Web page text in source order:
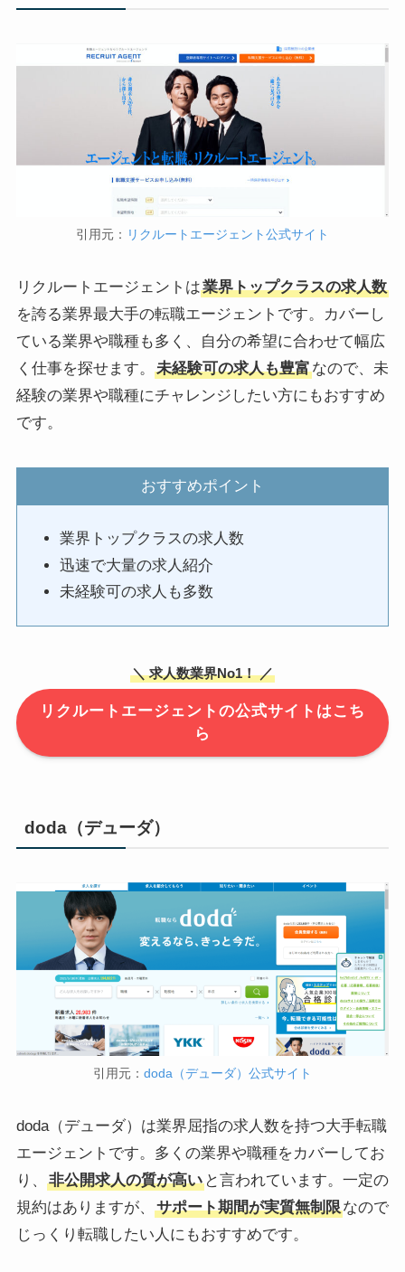
引用元： リクルートエージェント公式サイト
リクルートエージェントは業界トップクラスの求人数
を誇る業界最大手の転職エージェントです。カバーし
ている業界や職種も多く、自分の希望に合わせて幅広
く仕事を探せます。
未経験可の求人も豊富なので、未
経験の業界や職種にチャレンジしたい方にもおすすめ
です。
おすすめポイント
業界トップクラスの求人数
迅速で大量の求人紹介
未経験可の求人も多数
＼ 求人数業界No1！ ／
リクルートエージェントの公式サイトはこち
ら
doda（デューダ）
引用元： doda（デューダ）公式サイト
doda（デューダ）は業界屈指の求人数を持つ大手転職
エージェントです。多くの業界や職種をカバーしてお
り、
非公開求人の質が高いと言われています。一定の
規約はありますが、
サポート期間が実質無制限なので
じっくり転職したい人にもおすすめです。